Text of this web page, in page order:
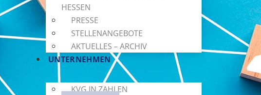
HESSEN
PRESSE
STELLENANGEBOTE
AKTUELLES – ARCHIV
UNTERNEHMEN
KVG IN ZAHLEN